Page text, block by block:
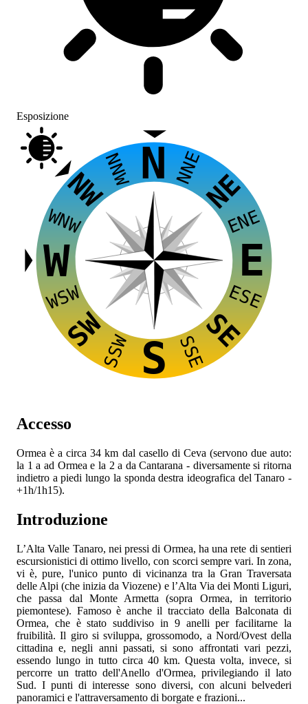
Esposizione
E
W
S
N
NW NE
SE
SW
NNE
ENE
ESE
SSE
SSW
WSW
WNW
NNW
Accesso
Ormea è a circa 34 km dal casello di Ceva (servono due auto:
la 1 a ad Ormea e la 2 a da Cantarana - diversamente si ritorna
indietro a piedi lungo la sponda destra ideografica del Tanaro -
+1h/1h15).
Introduzione
L’Alta Valle Tanaro, nei pressi di Ormea, ha una rete di sentieri
escursionistici di ottimo livello, con scorci sempre vari. In zona,
vi è, pure, l'unico punto di vicinanza tra la Gran Traversata
delle Alpi (che inizia da Viozene) e l’Alta Via dei Monti Liguri,
che passa dal Monte Armetta (sopra Ormea, in territorio
piemontese). Famoso è anche il tracciato della Balconata di
Ormea, che è stato suddiviso in 9 anelli per facilitarne la
fruibilità. Il giro si sviluppa, grossomodo, a Nord/Ovest della
cittadina e, negli anni passati, si sono affrontati vari pezzi,
essendo lungo in tutto circa 40 km. Questa volta, invece, si
percorre un tratto dell'Anello d'Ormea, privilegiando il lato
Sud. I punti di interesse sono diversi, con alcuni belvederi
panoramici e l'attraversamento di borgate e frazioni...